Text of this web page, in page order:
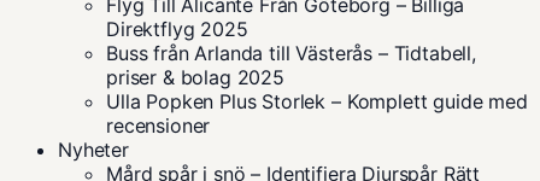
Flyg Till Alicante Från Göteborg – Billiga
Direktflyg 2025
Buss från Arlanda till Västerås – Tidtabell,
priser & bolag 2025
Ulla Popken Plus Storlek – Komplett guide med
recensioner
Nyheter
Mård spår i snö – Identifiera Djurspår Rätt